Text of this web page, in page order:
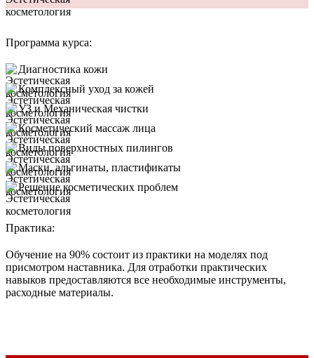
Программа курса:
Диагностика кожи
Комплексный уход за кожей
УЗ и Механическая чистки
Косметический массаж лица
Виды поверхностных пилингов
Маски, альгинаты, пластификаты
Решение косметических проблем
Практика:
Обучение на 90% состоит из практики на моделях под
присмотром наставника. Для отработки практических
навыков предоставляются все необходимые инструменты,
расходные материалы.